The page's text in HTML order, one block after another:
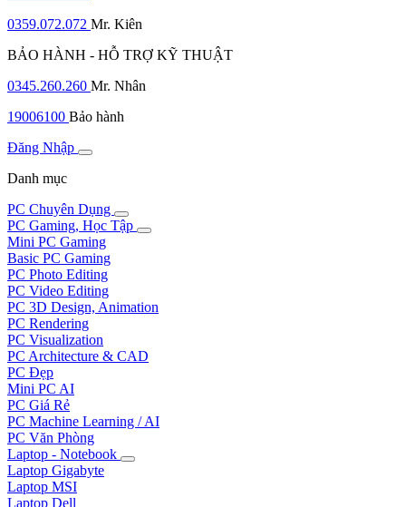
0359.072.072 Mr. Kiên
BẢO HÀNH - HỖ TRỢ KỸ THUẬT
0345.260.260 Mr. Nhân
19006100 Bảo hành
Đăng Nhập
Danh mục
PC Chuyên Dụng
PC Gaming, Học Tập
Mini PC Gaming
Basic PC Gaming
PC Photo Editing
PC Video Editing
PC 3D Design, Animation
PC Rendering
PC Visualization
PC Architecture & CAD
PC Đẹp
Mini PC AI
PC Giá Rẻ
PC Machine Learning / AI
PC Văn Phòng
Laptop - Notebook
Laptop Gigabyte
Laptop MSI
Laptop Dell